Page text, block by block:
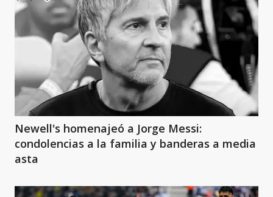
Newell's homenajeó a Jorge Messi:
condolencias a la familia y banderas a media
asta